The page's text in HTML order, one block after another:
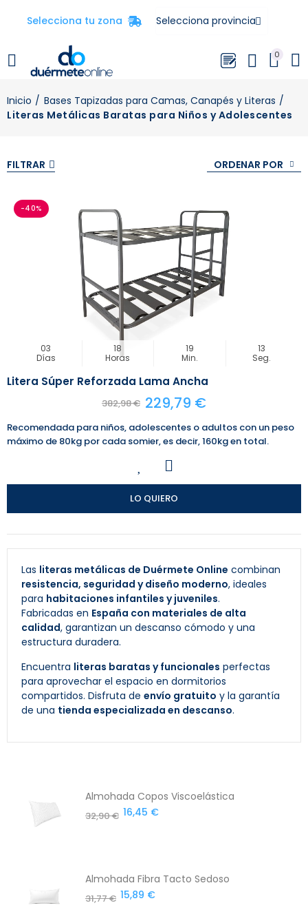
Selecciona tu zona
0
Inicio
Bases Tapizadas para Camas, Canapés y Literas
Literas Metálicas Baratas para Niños y Adolescentes
FILTRAR ORDENAR POR
-40%
03
Días
18
Horas
19
Min.
13
Seg.
Litera Súper Reforzada Lama Ancha
382,98 € 229,79 €
Recomendada para niños, adolescentes o adultos con un peso
máximo de 80kg por cada somier, es decir, 160kg en total.
LO QUIERO
Las literas metálicas de Duérmete Online combinan
resistencia, seguridad y diseño moderno, ideales
para habitaciones infantiles y juveniles.
Fabricadas en España con materiales de alta
calidad, garantizan un descanso cómodo y una
estructura duradera.
Encuentra literas baratas y funcionales perfectas
para aprovechar el espacio en dormitorios
compartidos. Disfruta de envío gratuito y la garantía
de una tienda especializada en descanso.
Almohada Copos Viscoelástica
32,90 € 16,45 €
Almohada Fibra Tacto Sedoso
31,77 € 15,89 €